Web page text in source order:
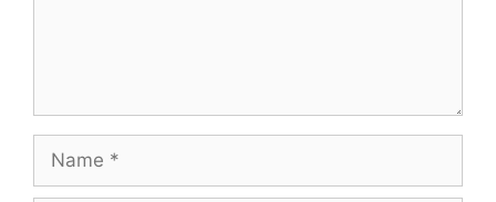
Name